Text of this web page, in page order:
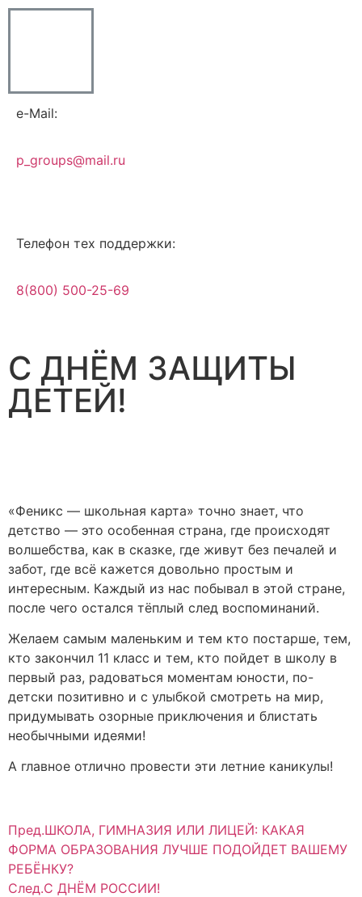
e-Mail:
p_groups@mail.ru
Телефон тех поддержки:
8(800) 500-25-69
С ДНЁМ ЗАЩИТЫ
ДЕТЕЙ!
«Феникс — школьная карта» точно знает, что
детство — это особенная страна, где происходят
волшебства, как в сказке, где живут без печалей и
забот, где всё кажется довольно простым и
интересным. Каждый из нас побывал в этой стране,
после чего остался тёплый след воспоминаний.
Желаем самым маленьким и тем кто постарше, тем,
кто закончил 11 класс и тем, кто пойдет в школу в
первый раз, радоваться моментам юности, по-
детски позитивно и с улыбкой смотреть на мир,
придумывать озорные приключения и блистать
необычными идеями!
А главное отлично провести эти летние каникулы!
Пред.ШКОЛА, ГИМНАЗИЯ ИЛИ ЛИЦЕЙ: КАКАЯ
ФОРМА ОБРАЗОВАНИЯ ЛУЧШЕ ПОДОЙДЕТ ВАШЕМУ
РЕБЁНКУ?
След.С ДНЁМ РОССИИ!